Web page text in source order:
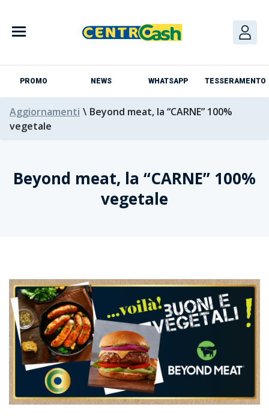
PROMO NEWS WHATSAPP TESSERAMENTO
Aggiornamenti \ Beyond meat, la “CARNE” 100%
vegetale
Azienda
Beyond meat, la “CARNE” 100%
vegetale